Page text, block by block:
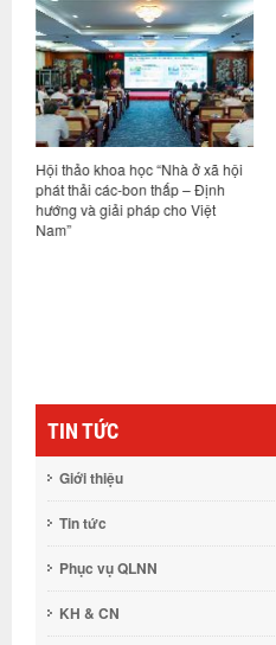
Hội thảo khoa học “Nhà ở xã hội
phát thải các-bon thấp – Định
hướng và giải pháp cho Việt
Nam”
TIN TỨC
Giới thiệu
Tin tức
Phục vụ QLNN
KH & CN